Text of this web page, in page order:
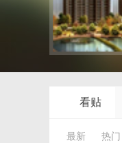
看贴
最新 热门